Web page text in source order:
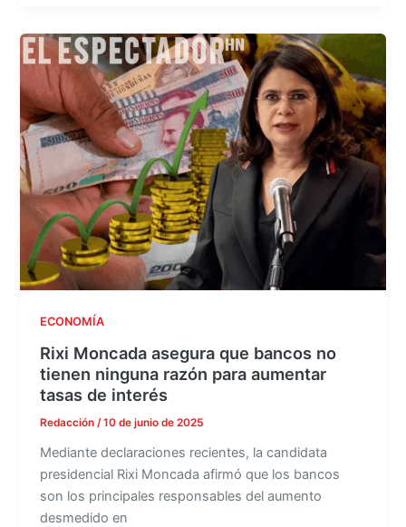
ECONOMÍA
Rixi Moncada asegura que bancos no
tienen ninguna razón para aumentar
tasas de interés
Redacción/10 de junio de 2025
Mediante declaraciones recientes, la candidata
presidencial Rixi Moncada afirmó que los bancos
son los principales responsables del aumento
desmedido en